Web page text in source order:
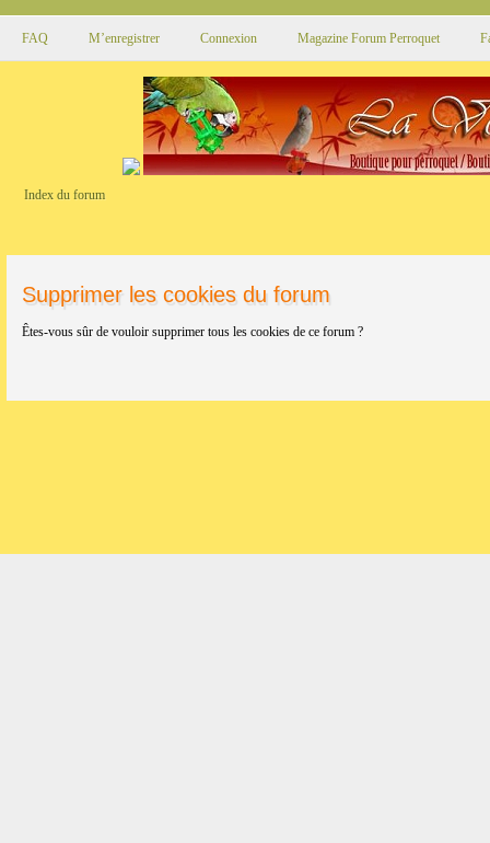
FAQ M’enregistrer Connexion Magazine Forum Perroquet
Index du forum
Supprimer les cookies du forum
Êtes-vous sûr de vouloir supprimer tous les cookies de ce forum ?